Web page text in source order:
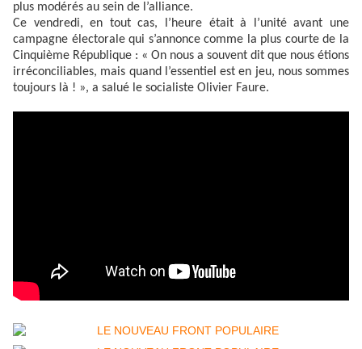
plus modérés au sein de l’alliance.
Ce vendredi, en tout cas, l’heure était à l’unité avant une
campagne électorale qui s’annonce comme la plus courte de la
Cinquième République : « On nous a souvent dit que nous étions
irréconciliables, mais quand l’essentiel est en jeu, nous sommes
toujours là ! », a salué le socialiste Olivier Faure.